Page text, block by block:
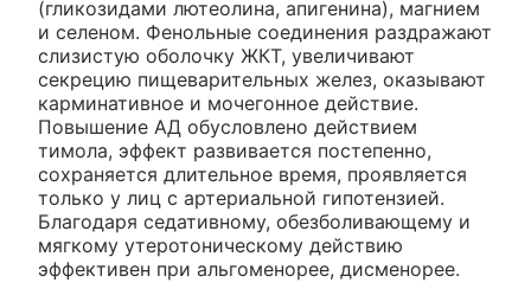
(гликозидами лютеолина, апигенина), магнием
и селеном. Фенольные соединения раздражают
слизистую оболочку ЖКТ, увеличивают
секрецию пищеварительных желез, оказывают
карминативное и мочегонное действие.
Повышение АД обусловлено действием
тимола, эффект развивается постепенно,
сохраняется длительное время, проявляется
только у лиц с артериальной гипотензией.
Благодаря седативному, обезболивающему и
мягкому утеротоническому действию
эффективен при альгоменорее, дисменорее.